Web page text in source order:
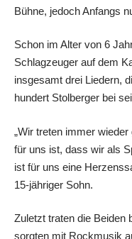
Bühne, jedoch Anfangs
Schon im Alter von 6
Schlagzeuger auf dem
insgesamt drei Liedern,
hundert Stolberger bei
„Wir treten immer
für uns ist, dass wir als
ist für uns eine
15-jähriger Sohn.
Zuletzt traten die Beiden
sorgten mit Rockmusik